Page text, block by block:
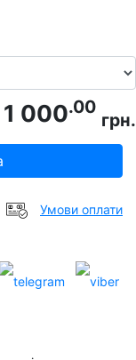
1 000.00
грн.
Умови оплати